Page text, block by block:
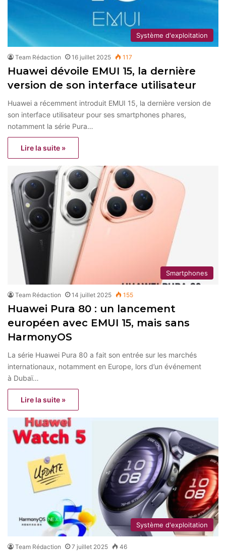
Système d'exploitation
Team Rédaction 16 juillet 2025 117
Huawei dévoile EMUI 15, la dernière
version de son interface utilisateur
Huawei a récemment introduit EMUI 15, la dernière version de
son interface utilisateur pour ses smartphones phares,
notamment la série Pura…
Lire la suite »
Smartphones
Team Rédaction 14 juillet 2025 155
Huawei Pura 80 : un lancement
européen avec EMUI 15, mais sans
HarmonyOS
La série Huawei Pura 80 a fait son entrée sur les marchés
internationaux, notamment en Europe, lors d’un événement
à Dubaï…
Lire la suite »
Système d'exploitation
Team Rédaction 7 juillet 2025 46